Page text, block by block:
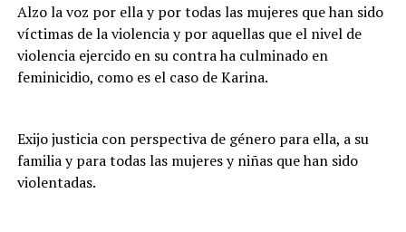
Alzo la voz por ella y por todas las mujeres que han sido
víctimas de la violencia y por aquellas que el nivel de
violencia ejercido en su contra ha culminado en
feminicidio, como es el caso de Karina.
Exijo justicia con perspectiva de género para ella, a su
familia y para todas las mujeres y niñas que han sido
violentadas.